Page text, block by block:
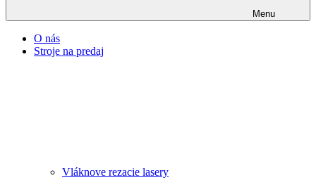
Menu
O nás
Stroje na predaj
Vláknove rezacie lasery